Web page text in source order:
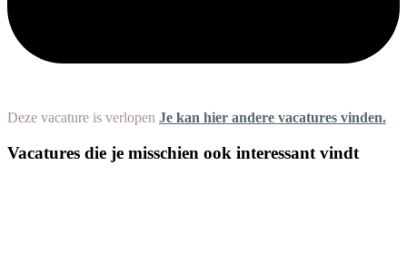
Deze vacature is verlopen Je kan hier andere vacatures vinden.
Vacatures die je misschien ook interessant vindt